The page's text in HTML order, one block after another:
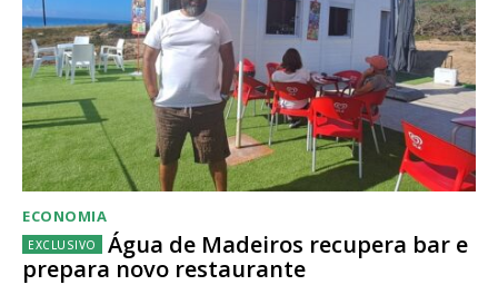
ECONOMIA
Água de Madeiros recupera bar e
prepara novo restaurante